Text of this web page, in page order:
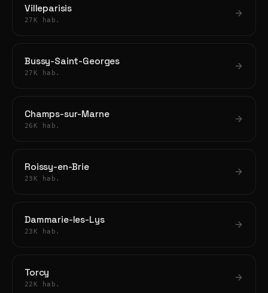
Villeparisis
27K hab.
Bussy-Saint-Georges
27K hab.
Champs-sur-Marne
26K hab.
Roissy-en-Brie
23K hab.
Dammarie-les-Lys
23K hab.
Torcy
22K hab.